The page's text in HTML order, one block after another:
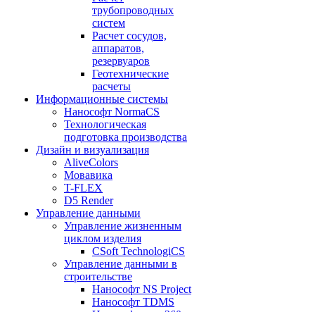
трубопроводных
систем
Расчет сосудов,
аппаратов,
резервуаров
Геотехнические
расчеты
Информационные системы
Нанософт NormaCS
Технологическая
подготовка производства
Дизайн и визуализация
AliveColors
Мовавика
T-FLEX
D5 Render
Управление данными
Управление жизненным
циклом изделия
CSoft TechnologiCS
Управление данными в
строительстве
Нанософт NS Project
Нанософт TDMS